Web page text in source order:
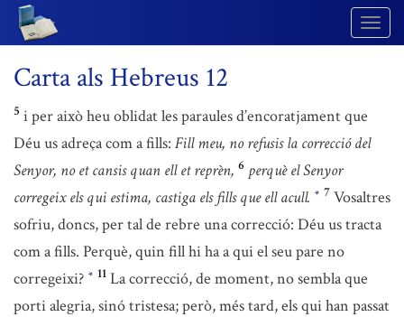
Carta als Hebreus 12
5 i per això heu oblidat les paraules d’encoratjament que
Déu us adreça com a fills: Fill meu, no refusis la correcció del
Senyor, no et cansis quan ell et reprèn, 6 perquè el Senyor
corregeix els qui estima, castiga els fills que ell acull. * 7 Vosaltres
sofriu, doncs, per tal de rebre una correcció: Déu us tracta
com a fills. Perquè, quin fill hi ha a qui el seu pare no
corregeixi? * 11 La correcció, de moment, no sembla que
porti alegria, sinó tristesa; però, més tard, els qui han passat